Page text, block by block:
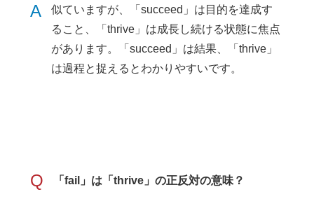
A
似ていますが、「succeed」は目的を達成す
ること、「thrive」は成長し続ける状態に焦点
があります。「succeed」は結果、「thrive」
は過程と捉えるとわかりやすいです。
Q 「fail」は「thrive」の正反対の意味？